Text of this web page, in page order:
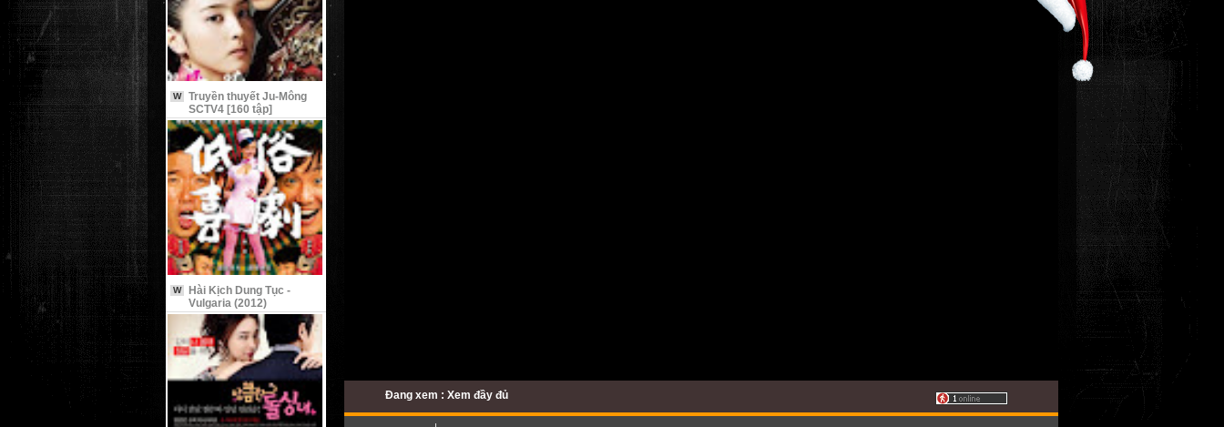
W
Truyền thuyết Ju-Mông
SCTV4 [160 tập]
W
Hài Kịch Dung Tục -
Vulgaria (2012)
Đang xem : Xem đầy đủ